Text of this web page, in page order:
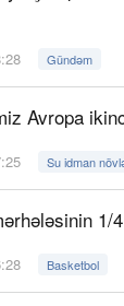
Gündəm
Avropa
Su idman
1/
Basketbol